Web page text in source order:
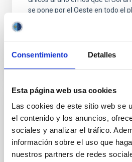
Consentimiento Detalles
Esta página web usa cookies
Las cookies de este sitio web se
el contenido y los anuncios,
sociales y analizar el tráfico.
información sobre el uso que
nuestros partners de redes
se pone por el Oeste en todo el
NOTA DE PRENSA
El brillo natural de la
Un reciente estudio analiza
los lugares más oscuros del